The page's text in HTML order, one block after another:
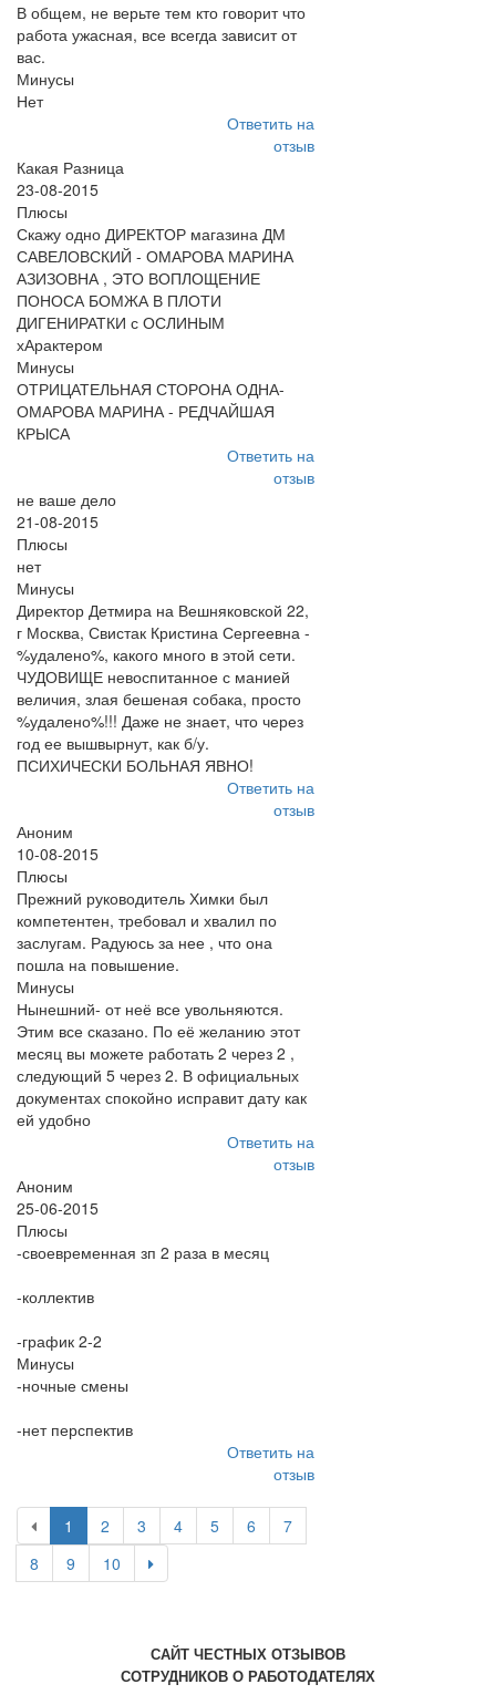
В общем, не верьте тем кто говорит что
работа ужасная, все всегда зависит от
вас.
Минусы
Нет
Ответить на
отзыв
Какая Разница
23-08-2015
Плюсы
Скажу одно ДИРЕКТОР магазина ДМ
САВЕЛОВСКИЙ - ОМАРОВА МАРИНА
АЗИЗОВНА , ЭТО ВОПЛОЩЕНИЕ
ПОНОСА БОМЖА В ПЛОТИ
ДИГЕНИРАТКИ с ОСЛИНЫМ
хАрактером
Минусы
ОТРИЦАТЕЛЬНАЯ СТОРОНА ОДНА-
ОМАРОВА МАРИНА - РЕДЧАЙШАЯ
КРЫСА
Ответить на
отзыв
не ваше дело
21-08-2015
Плюсы
нет
Минусы
Директор Детмира на Вешняковской 22,
г Москва, Свистак Кристина Сергеевна -
%удалено%, какого много в этой сети.
ЧУДОВИЩЕ невоспитанное с манией
величия, злая бешеная собака, просто
%удалено%!!! Даже не знает, что через
год ее вышвырнут, как б/у.
ПСИХИЧЕСКИ БОЛЬНАЯ ЯВНО!
Ответить на
отзыв
Аноним
10-08-2015
Плюсы
Прежний руководитель Химки был
компетентен, требовал и хвалил по
заслугам. Радуюсь за нее , что она
пошла на повышение.
Минусы
Нынешний- от неё все увольняются.
Этим все сказано. По её желанию этот
месяц вы можете работать 2 через 2 ,
следующий 5 через 2. В официальных
документах спокойно исправит дату как
ей удобно
Ответить на
отзыв
Аноним
25-06-2015
Плюсы
-своевременная зп 2 раза в месяц
-коллектив
-график 2-2
Минусы
-ночные смены
-нет перспектив
Ответить на
отзыв
1 2 3 4 5 6
7
8
9 10
САЙТ ЧЕСТНЫХ ОТЗЫВОВ
СОТРУДНИКОВ О РАБОТОДАТЕЛЯХ